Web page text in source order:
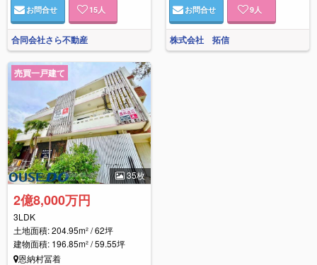
お問合せ 15人
合同会社さら不動産
お問合せ 9人
株式会社 拓信
35枚
売買一戸建て
2億8,000万円
3LDK
土地面積: 204.95m² / 62坪
建物面積: 196.85m² / 59.55坪
恩納村冨着